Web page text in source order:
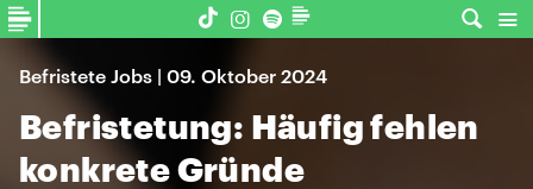
Befristete Jobs | 09. Oktober 2024
Befristetung: Häufig fehlen
konkrete Gründe